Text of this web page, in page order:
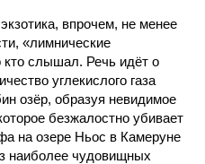
впрочем, не менее
«лимнические
кто слышал. Речь идёт о
углекислого газа
озёр, образуя невидимое
безжалостно убивает
на озере Ньос в Камеруне
наиболее чудовищных